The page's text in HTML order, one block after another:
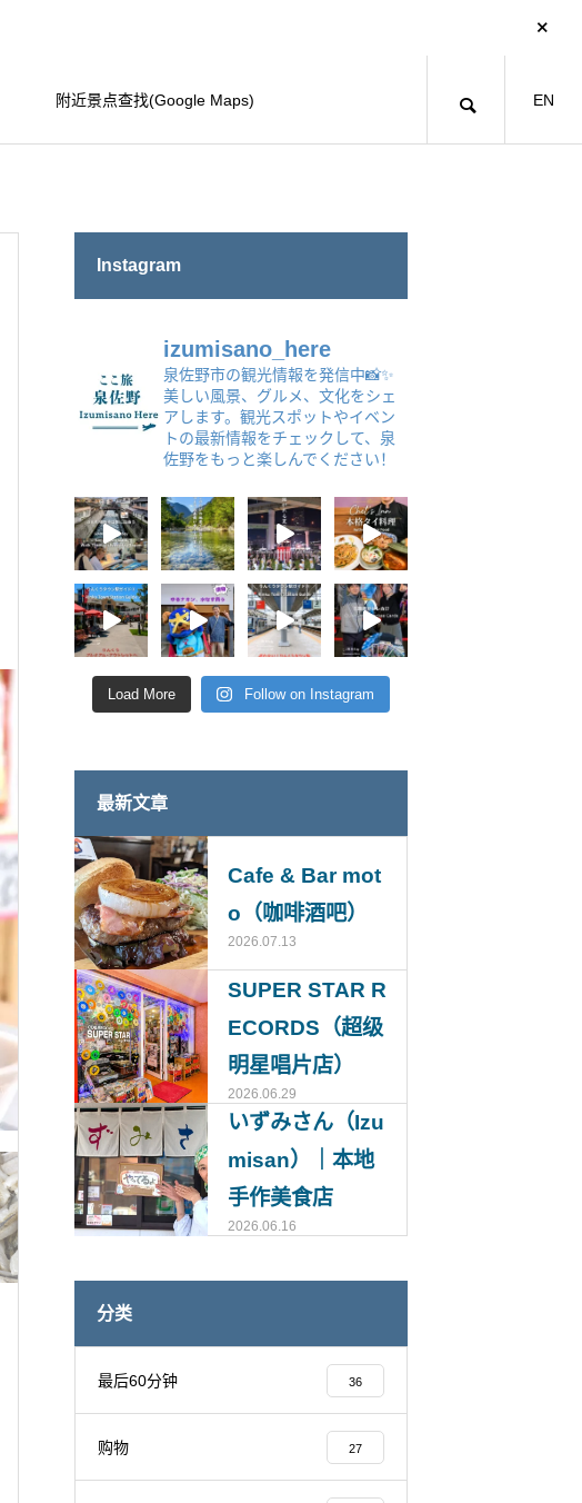
附近景点查找(Google Maps) EN
Instagram
izumisano_here
泉佐野市の観光情報を発信中📸✨
美しい風景、グルメ、文化をシェ
アします。観光スポットやイベン
トの最新情報をチェックして、泉
佐野をもっと楽しんでください！
Load More Follow on Instagram
最新文章
Cafe & Bar mot
o（咖啡酒吧）
2026.07.13
SUPER STAR R
ECORDS（超级
明星唱片店）
2026.06.29
いずみさん（Izu
misan）｜本地
手作美食店
2026.06.16
分类
最后60分钟 36
购物 27